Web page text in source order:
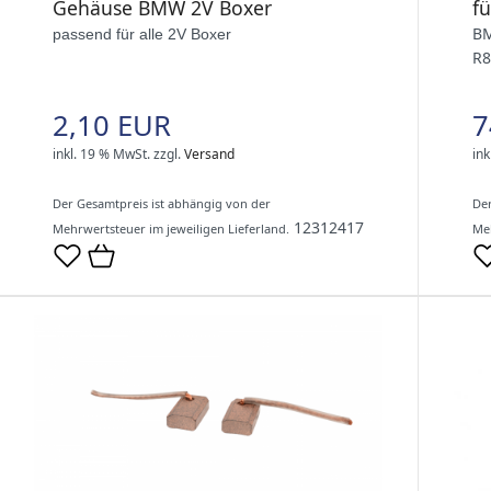
Gehäuse BMW 2V Boxer
passend für alle 2V Boxer
2,10 EUR
inkl. 19 % MwSt.zzgl.Versand
Der Gesamtpreis ist abhängig von der
Mehrwertsteuer im jeweiligen Lieferland. 12312417